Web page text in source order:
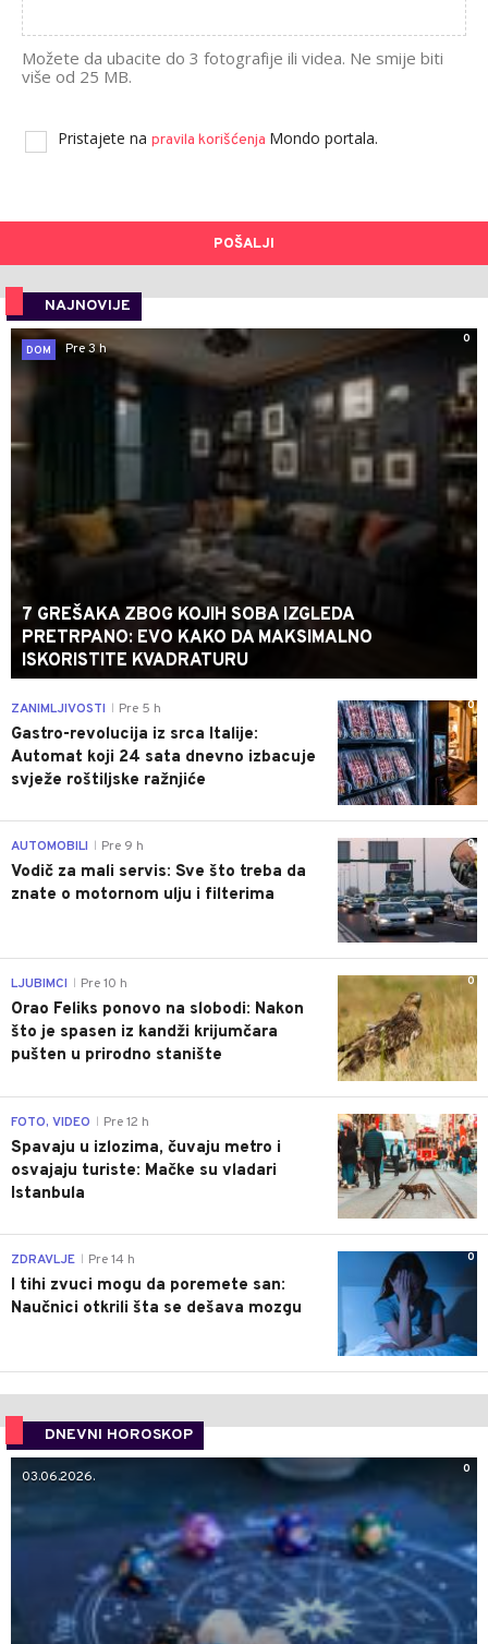
Možete da ubacite do 3 fotografije ili videa. Ne smije biti
više od 25 MB.
Pristajete na pravila korišćenja Mondo portala.
POŠALJI
NAJNOVIJE
0
DOM
Pre 3 h
7 GREŠAKA ZBOG KOJIH SOBA IZGLEDA
PRETRPANO: EVO KAKO DA MAKSIMALNO
ISKORISTITE KVADRATURU
0
ZANIMLJIVOSTI Pre 5 h
Gastro-revolucija iz srca Italije:
Automat koji 24 sata dnevno izbacuje
svježe roštiljske ražnjiće
0
AUTOMOBILI Pre 9 h
Vodič za mali servis: Sve što treba da
znate o motornom ulju i filterima
0
LJUBIMCI Pre 10 h
Orao Feliks ponovo na slobodi: Nakon
što je spasen iz kandži krijumčara
pušten u prirodno stanište
0
FOTO, VIDEO Pre 12 h
Spavaju u izlozima, čuvaju metro i
osvajaju turiste: Mačke su vladari
Istanbula
0
ZDRAVLJE Pre 14 h
I tihi zvuci mogu da poremete san:
Naučnici otkrili šta se dešava mozgu
DNEVNI HOROSKOP
0
03.06.2026.